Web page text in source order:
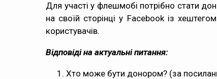
Для участі у флешмобі потрібно стати
на своїй сторінці у Facebook із
користувачів.
Відповіді на актуальні питання:
Хто може бути донором? (за